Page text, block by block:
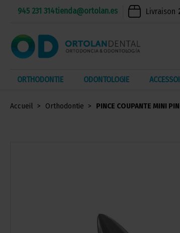
945 231 314tienda@ortolan.es Livraison
ORTHODONTIE ODONTOLOGIE
Accueil Orthodontie PINCE COUPANTE MINI